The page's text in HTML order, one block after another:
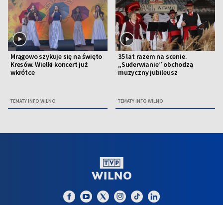
Mrągowo szykuje się na święto
Kresów. Wielki koncert już
wkrótce
TEMATY INFO WILNO
35 lat razem na scenie.
„Suderwianie” obchodzą
muzyczny jubileusz
TEMATY INFO WILNO